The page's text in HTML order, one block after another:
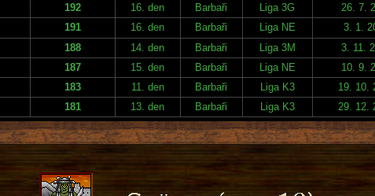
192 16. den Barbaři Liga 3G 26. 7.
191 16. den Barbaři Liga NE 3. 1.
188 14. den Barbaři Liga 3M 3. 11.
187 15. den Barbaři Liga NE 10. 9.
183 11. den Barbaři Liga K3 19. 10.
181 13. den Barbaři Liga K3 29. 12.